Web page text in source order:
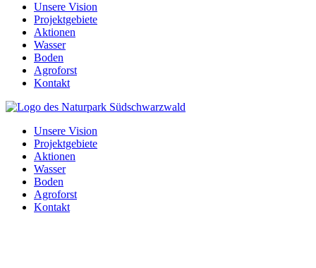
Unsere Vision
Projektgebiete
Aktionen
Wasser
Boden
Agroforst
Kontakt
Unsere Vision
Projektgebiete
Aktionen
Wasser
Boden
Agroforst
Kontakt